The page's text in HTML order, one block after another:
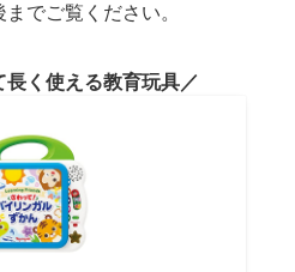
でご覧ください。
長く使える教育玩具